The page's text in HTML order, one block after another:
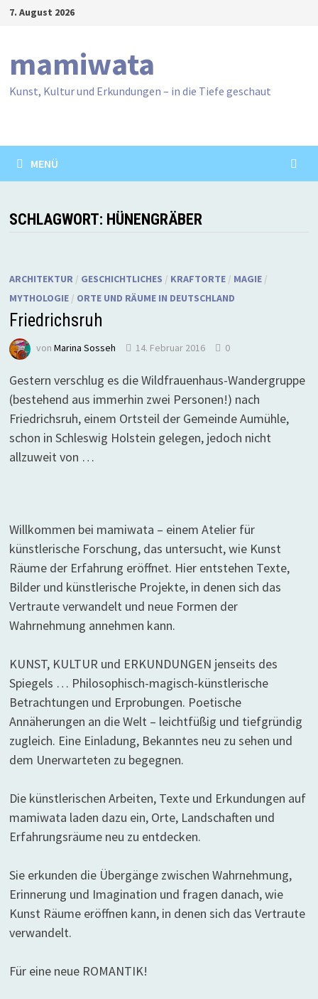
Zum7. August 2026
mamiwata
Kunst, Kultur und Erkundungen – in die Tiefe geschaut
MENÜ
SCHLAGWORT: HÜNENGRÄBER
ARCHITEKTUR / GESCHICHTLICHES / KRAFTORTE/ MAGIE/
MYTHOLOGIE/ ORTE UND RÄUME IN DEUTSCHLAND
Friedrichsruh
von Marina Sosseh 14. Februar 2016 0
Gestern verschlug es die Wildfrauenhaus-Wandergruppe
(bestehend aus immerhin zwei Personen!) nach
Friedrichsruh, einem Ortsteil der Gemeinde Aumühle,
schon in Schleswig Holstein gelegen, jedoch nicht
allzuweit von …
Willkommen bei mamiwata – einem Atelier für
künstlerische Forschung, das untersucht, wie Kunst
Räume der Erfahrung eröffnet. Hier entstehen Texte,
Bilder und künstlerische Projekte, in denen sich das
Vertraute verwandelt und neue Formen der
Wahrnehmung annehmen kann.
KUNST, KULTUR und ERKUNDUNGEN jenseits des
Spiegels … Philosophisch-magisch-künstlerische
Betrachtungen und Erprobungen. Poetische
Annäherungen an die Welt – leichtfüßig und tiefgründig
zugleich. Eine Einladung, Bekanntes neu zu sehen und
dem Unerwarteten zu begegnen.
Die künstlerischen Arbeiten, Texte und Erkundungen auf
mamiwata laden dazu ein, Orte, Landschaften und
Erfahrungsräume neu zu entdecken.
Sie erkunden die Übergänge zwischen Wahrnehmung,
Erinnerung und Imagination und fragen danach, wie
Kunst Räume eröffnen kann, in denen sich das Vertraute
verwandelt.
Für eine neue ROMANTIK!